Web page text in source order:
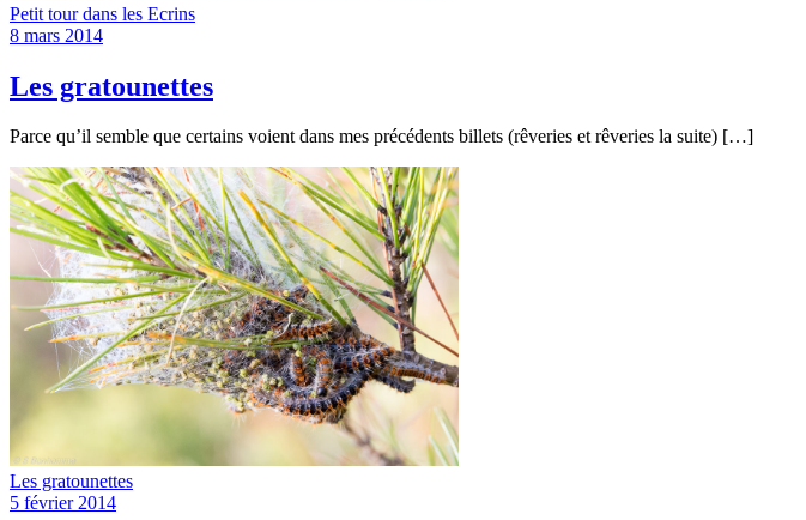
Petit tour dans les Ecrins
8 mars 2014
Les gratounettes
Parce qu’il semble que certains voient dans mes précédents billets (rêveries et rêveries la suite) […]
Les gratounettes
5 février 2014